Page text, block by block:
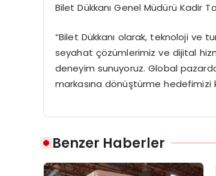
Bilet Dükkanı Genel Müdürü Kadir
“Bilet Dükkanı olarak, teknoloji ve
seyahat çözümlerimiz ve dijital
deneyim sunuyoruz. Global
markasına dönüştürme hedefimizi
Benzer Haberler